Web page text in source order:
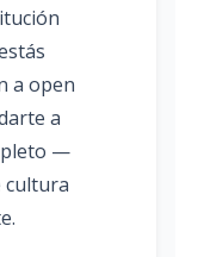
a open
a
—
cultura